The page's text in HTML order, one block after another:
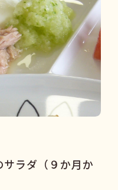
ラダ（９か月か